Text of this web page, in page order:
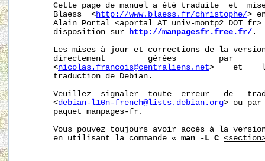
Cette page de manuel a été traduite  et
       Blaess  <
http://www.blaess.fr/christophe/>
Alain Portal <aportal AT univ-montp2 DOT
       disposition sur
http://manpagesfr.free.fr/ .
Les mises à jour et corrections de la
directement         gérées         par
       <
nicolas.francois@centraliens.net>    et
       traduction de Debian.
Veuillez  signaler  toute  erreur   de
       <
debian-l10n-french@lists.debian.org> ou par
       paquet manpages-fr.
Vous pouvez toujours avoir accès à la
       en utilisant la commande «
man -L C